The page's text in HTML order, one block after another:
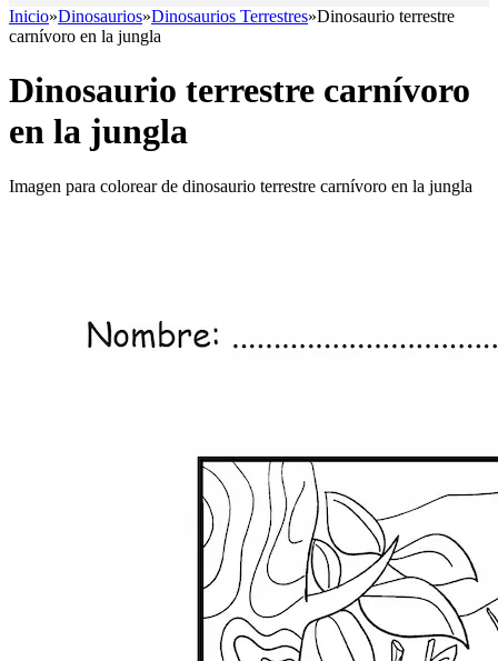
Inicio»Dinosaurios»Dinosaurios Terrestres»Dinosaurio terrestre
carnívoro en la jungla
Dinosaurio terrestre carnívoro
en la jungla
Imagen para colorear de dinosaurio terrestre carnívoro en la jungla